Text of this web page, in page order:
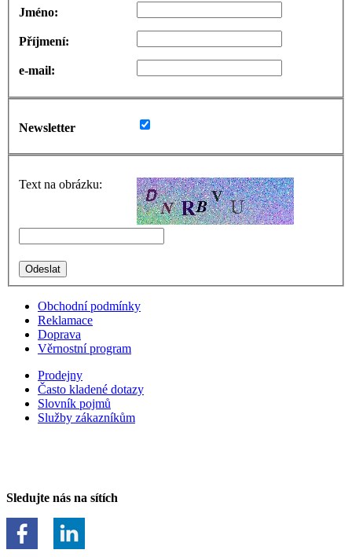
Jméno:
Příjmení:
e-mail:
Newsletter
Text na obrázku:
Obchodní podmínky
Reklamace
Doprava
Věrnostní program
Prodejny
Často kladené dotazy
Slovník pojmů
Služby zákazníkům
Sledujte nás na sítích